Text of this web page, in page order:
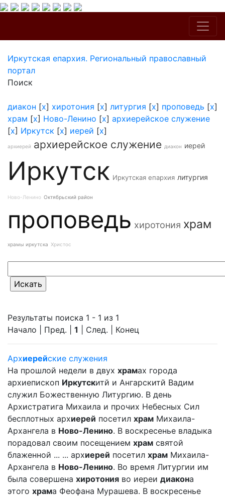
Иркутская епархия. Региональный православный
портал
Поиск
диакон [x] хиротония [x] литургия [x] проповедь [x]
храм [x] Ново-Ленино [x] архиерейское служение
[x] Иркутск [x] иерей [x]
архиерей архиерейское служение диакон иерей
Иркутск Иркутская епархия литургия
Ново-Ленино Октябрьский район
проповедь хиротония храм
храмы иркутска Христос
Результаты поиска 1 - 1 из 1
Начало | Пред. | 1 | След. | Конец
Архиерейские служения
На прошлой недели в двух храмах города
архиепископ Иркутскитй и Ангарскитй Вадим
служил Божественную Литургию. В день
Архистратига Михаила и прочих Небесных Сил
бесплотных архиерей посетил храм Михаила-
Архангела в Ново-Ленино. В воскресенье владыка
порадовал своим посещением храм святой
блаженной ... ... архиерей посетил храм Михаила-
Архангела в Ново-Ленино. Во время Литургии им
была совершена хиротония во иереи диакона
этого храма Феофана Мурашева. В воскресенье